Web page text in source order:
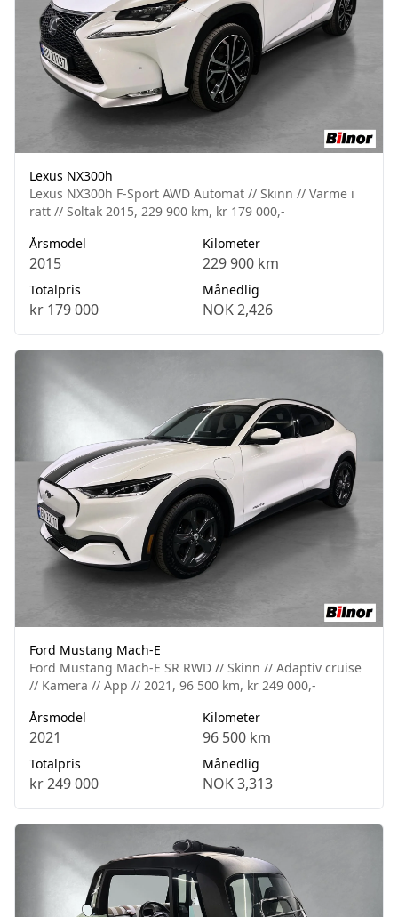
Lexus NX300h
Lexus NX300h F-Sport AWD Automat // Skinn // Varme i
ratt // Soltak 2015, 229 900 km, kr 179 000,-
Årsmodel
2015
Kilometer
229 900 km
Totalpris
kr 179 000
Månedlig
NOK 2,426
Ford Mustang Mach-E
Ford Mustang Mach-E SR RWD // Skinn // Adaptiv cruise
// Kamera // App // 2021, 96 500 km, kr 249 000,-
Årsmodel
2021
Kilometer
96 500 km
Totalpris
kr 249 000
Månedlig
NOK 3,313